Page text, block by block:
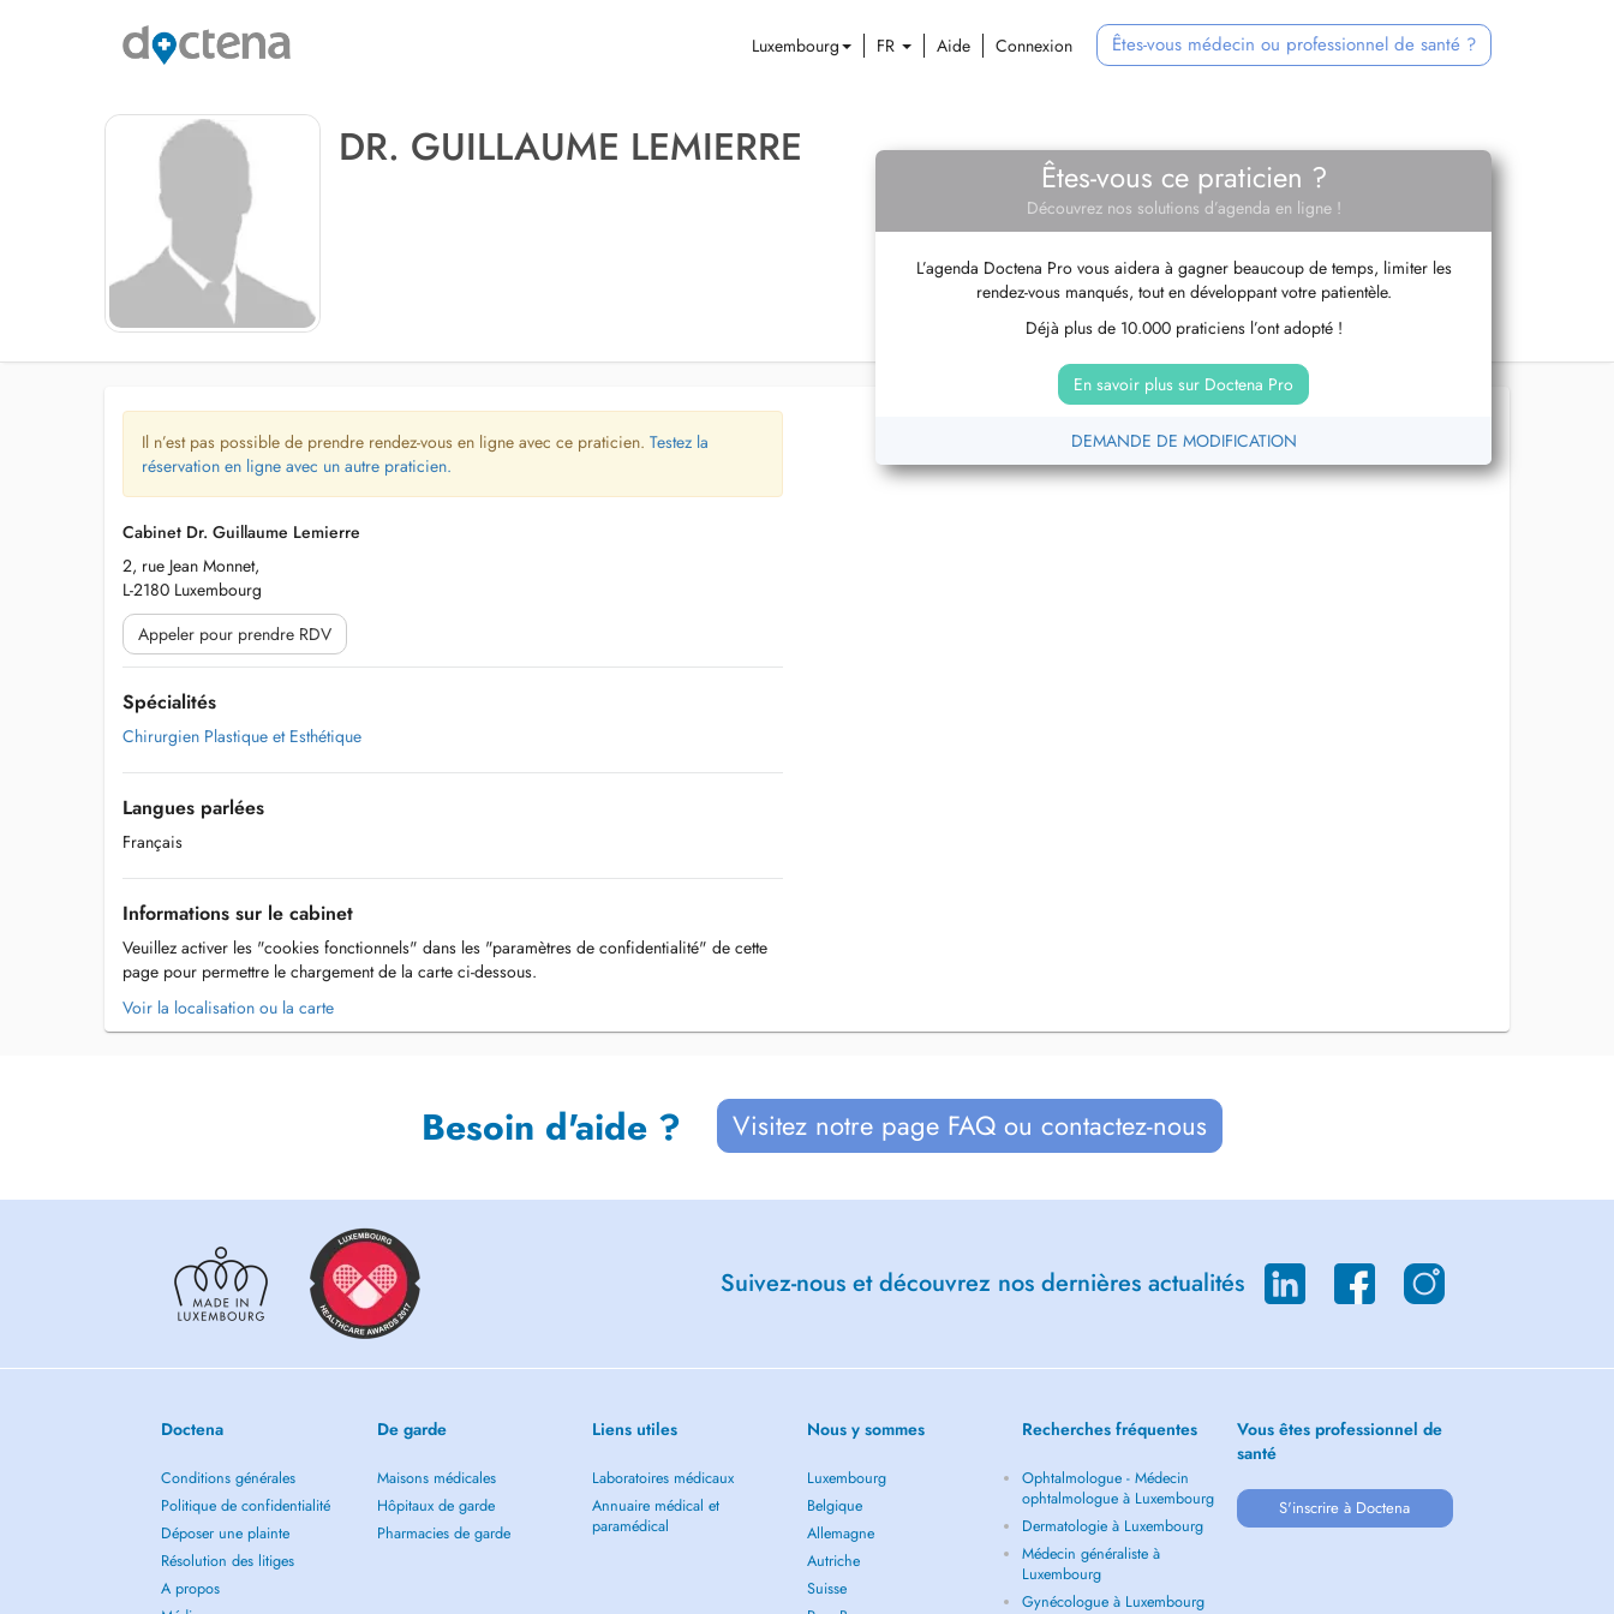
Luxembourg FR Aide Connexion Êtes-vous médecin ou professionnel de santé ?
DR. GUILLAUME LEMIERRE
Êtes-vous ce praticien ?
Découvrez nos solutions d’agenda en ligne !
L’agenda Doctena Pro vous aidera à gagner beaucoup de temps, limiter les
rendez-vous manqués, tout en développant votre patientèle.
Déjà plus de 10.000 praticiens l’ont adopté !
En savoir plus sur Doctena Pro
DEMANDE DE MODIFICATION
Il n’est pas possible de prendre rendez-vous en ligne avec ce praticien. Testez la
réservation en ligne avec un autre praticien.
Cabinet Dr. Guillaume Lemierre
2, rue Jean Monnet,
L-2180 Luxembourg
Appeler pour prendre RDV
Spécialités
Chirurgien Plastique et Esthétique
Langues parlées
Français
Informations sur le cabinet
Veuillez activer les "cookies fonctionnels" dans les "paramètres de confidentialité" de cette
page pour permettre le chargement de la carte ci-dessous.
Voir la localisation ou la carte
Besoin d'aide ? Visitez notre page FAQ ou contactez-nous
Suivez-nous et découvrez nos dernières actualités
Doctena
Conditions générales
Politique de confidentialité
Déposer une plainte
Résolution des litiges
A propos
De garde
Maisons médicales
Hôpitaux de garde
Pharmacies de garde
Liens utiles
Laboratoires médicaux
Annuaire médical et
paramédical
Nous y sommes
Luxembourg
Belgique
Allemagne
Autriche
Suisse
Recherches fréquentes
Ophtalmologue - Médecin
ophtalmologue à Luxembourg
Dermatologie à Luxembourg
Médecin généraliste à
Luxembourg
Gynécologue à Luxembourg
Vous êtes professionnel de
santé
S'inscrire à Doctena